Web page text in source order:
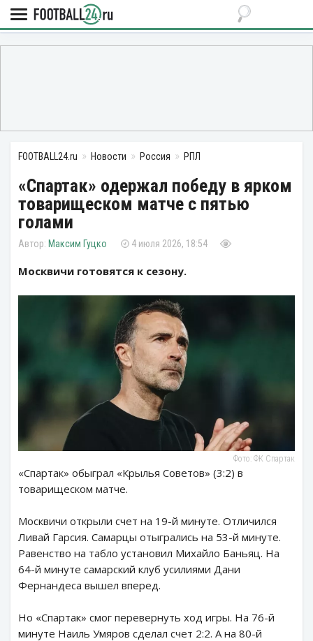
FOOTBALL24.ru Новости Россия РПЛ
«Спартак» одержал победу в ярком
товарищеском матче с пятью
голами
Максим Гуцко 4 июля 2026, 18:54
Москвичи готовятся к сезону.
Фото: ФК Спартак
«Спартак» обыграл «Крылья Советов» (3:2) в
товарищеском матче.
Москвичи открыли счет на 19-й минуте. Отличился
Ливай Гарсия. Самарцы отыгрались на 53-й минуте.
Равенство на табло установил Михайло Баньяц. На
64-й минуте самарский клуб усилиями Дани
Фернандеса вышел вперед.
Но «Спартак» смог перевернуть ход игры. На 76-й
минуте Наиль Умяров сделал счет 2:2. А на 80-й